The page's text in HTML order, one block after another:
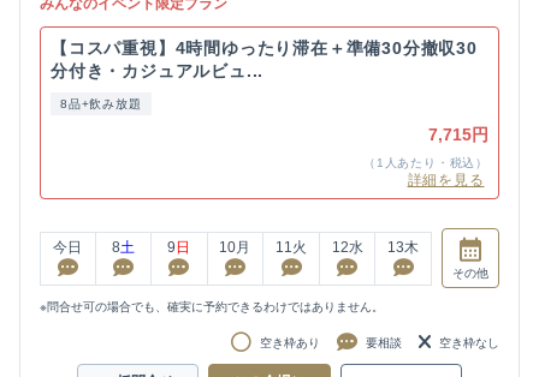
みんなのイベント限定プラン
【コスパ重視】4時間ゆったり滞在＋準備30分撤収30
分付き・カジュアルビュ...
8品+飲み放題
7,715円
（1人あたり・税込）
詳細を見る
今日 8土 9 日 10月 11火 12水 13木
その他
※問合せ可の場合でも、確実に予約できるわけではありません。
空き枠あり 要相談 空き枠なし